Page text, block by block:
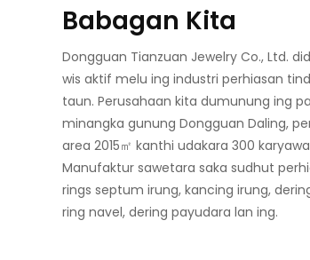
Babagan Kita
Dongguan Tianzuan Jewelry Co., Ltd.
wis aktif melu ing industri perhiasan
taun. Perusahaan kita dumunung ing
minangka gunung Dongguan Daling,
area 2015㎡ kanthi udakara 300
Manufaktur sawetara saka sudhut
rings septum irung, kancing irung,
ring navel, dering payudara lan ing.